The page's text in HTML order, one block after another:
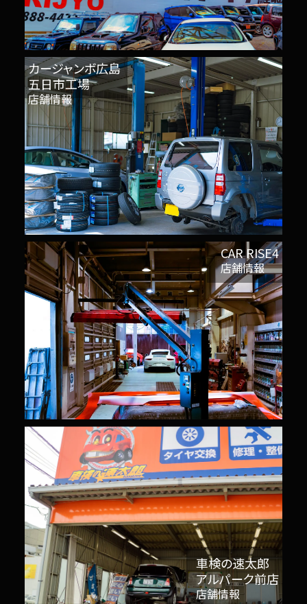
カージャンボ広島
五日市工場
店舗情報
CAR RISE4
店舗情報
車検の速太郎
アルパーク前店
店舗情報